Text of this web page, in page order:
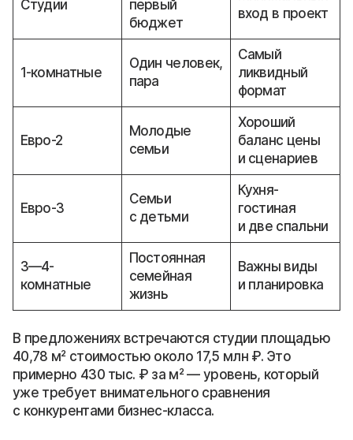
Студии
первый
бюджет
вход в проект
1-комнатные
Один человек,
пара
Самый
ликвидный
формат
Евро-2
Молодые
семьи
Хороший
баланс цены
и сценариев
Евро-3
Семьи
с детьми
Кухня-
гостиная
и две спальни
3—4-
комнатные
Постоянная
семейная
жизнь
Важны виды
и планировка
В предложениях встречаются студии площадью
40,78 м² стоимостью около 17,5 млн ₽. Это
примерно 430 тыс. ₽ за м² — уровень, который
уже требует внимательного сравнения
с конкурентами бизнес-класса.